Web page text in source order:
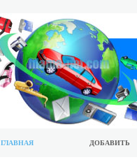
ГЛАВНАЯ ДОБАВИТЬ